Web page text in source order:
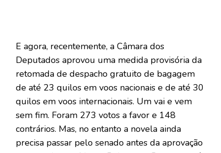
E agora, recentemente, a Câmara dos
Deputados aprovou uma medida provisória da
retomada de despacho gratuito de bagagem
de até 23 quilos em voos nacionais e de até 30
quilos em voos internacionais. Um vai e vem
sem fim. Foram 273 votos a favor e 148
contrários. Mas, no entanto a novela ainda
precisa passar pelo senado antes da aprovação